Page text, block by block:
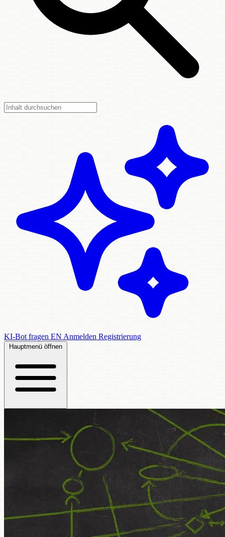
KI-Bot fragen EN Anmelden Registrierung
Hauptmenü öffnen